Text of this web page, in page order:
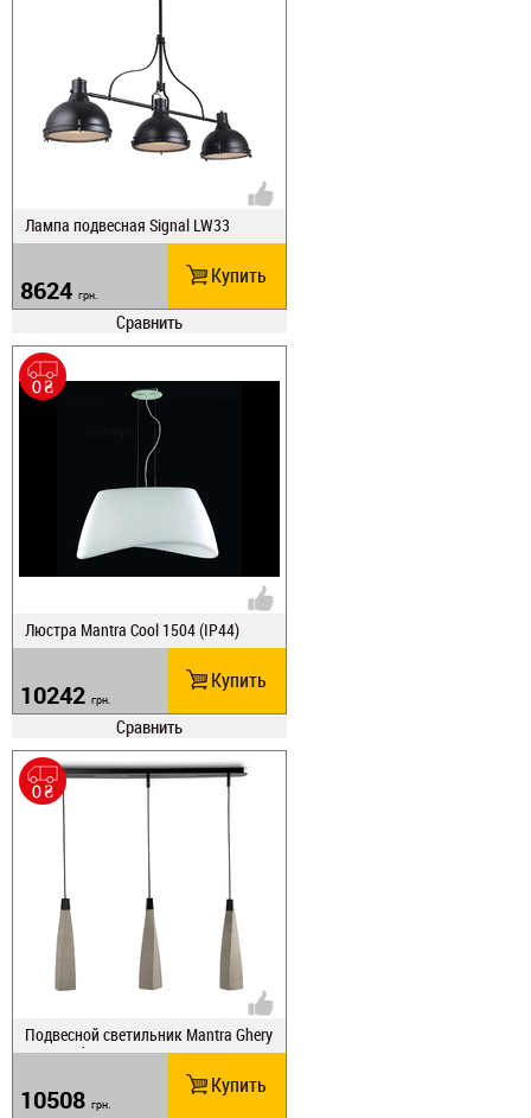
Лампа подвесная Signal LW33
8624 грн.
Купить
Сравнить
Люстра Mantra Cool 1504 (IP44)
10242 грн.
Купить
Сравнить
Подвесной светильник Mantra Ghery
5061 Led
10508 грн.
Купить